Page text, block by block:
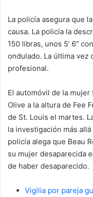
La policía asegura que
causa. La policía la
150 libras, unos 5′ 6″
ondulado. La última vez
profesional.
El automóvil de la
Olive a la altura de Fee
de St. Louis el martes.
la investigación más
policía alega que Beau
su mujer desaparecida
de haber desaparecido.
Vigilia por pareja